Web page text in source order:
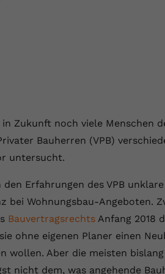
Zukunft noch viele Menschen
Bauherren (VPB)
untersucht.
Erfahrungen des VPB unklare
bei Wohnungsbau-Angeboten.
Bauvertragsrechts Anfang 2018
ohne eigenen Planer einen
wollen. Aber die meisten bislang
nicht dem, was angehende